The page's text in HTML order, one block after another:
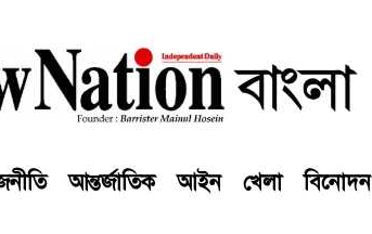
আন্তর্জাতিক আইন খেলা বিনোদন